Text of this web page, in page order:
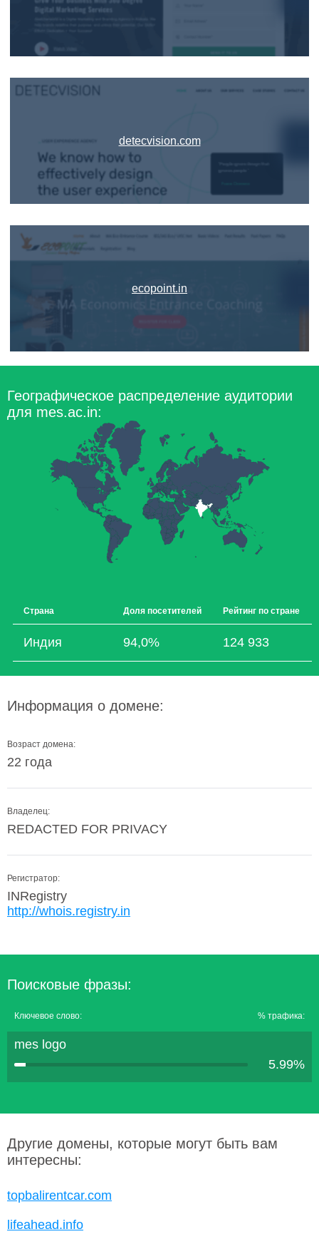
detecvision.com
ecopoint.in
Географическое распределение аудитории
для mes.ac.in:
Страна Доля посетителей Рейтинг по стране
Индия 94,0% 124 933
Информация о домене:
Возраст домена:
22 года
Владелец:
REDACTED FOR PRIVACY
Регистратор:
INRegistry
http://whois.registry.in
Поисковые фразы:
Ключевое слово: % трафика:
mes logo
5.99%
Другие домены, которые могут быть вам
интересны:
topbalirentcar.com
lifeahead.info